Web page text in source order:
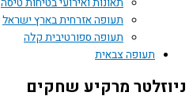
תעופה אזרחית בארץ ישראל
תעופה ספורטיבית קלה
תעופה צבאית
ניוזלטר מרקיע שחקים